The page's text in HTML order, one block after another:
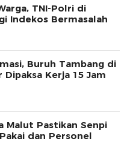
TNI-Polri di
Indekos Bermasalah
Buruh Tambang di
Kerja 15 Jam
Malut Pastikan Senpi
dan Personel